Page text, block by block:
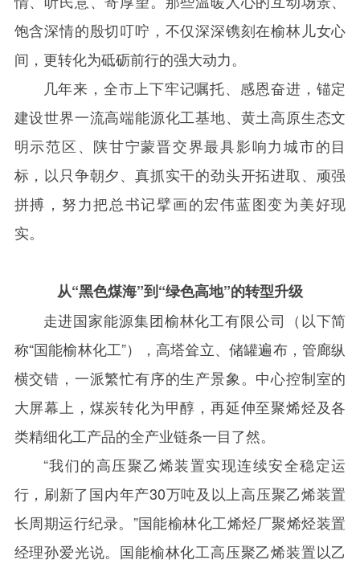
饱含深情的殷切叮咛，不仅深深镌刻在榆林儿女心
间，更转化为砥砺前行的强大动力。
几年来，全市上下牢记嘱托、感恩奋进，锚定
建设世界一流高端能源化工基地、黄土高原生态文
明示范区、陕甘宁蒙晋交界最具影响力城市的目
标，以只争朝夕、真抓实干的劲头开拓进取、顽强
拼搏，努力把总书记擘画的宏伟蓝图变为美好现
实。
从“黑色煤海”到“绿色高地”的转型升级
走进国家能源集团榆林化工有限公司（以下简
称“国能榆林化工”），高塔耸立、储罐遍布，管廊纵
横交错，一派繁忙有序的生产景象。中心控制室的
大屏幕上，煤炭转化为甲醇，再延伸至聚烯烃及各
类精细化工产品的全产业链条一目了然。
“我们的高压聚乙烯装置实现连续安全稳定运
行，刷新了国内年产30万吨及以上高压聚乙烯装置
长周期运行纪录。”国能榆林化工烯烃厂聚烯烃装置
经理孙爱光说。国能榆林化工高压聚乙烯装置以乙